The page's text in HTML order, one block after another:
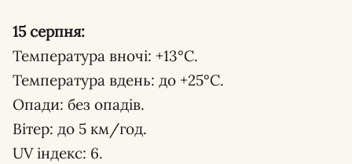
15 серпня:
Температура вночі: +13°С.
Температура вдень: до +25°С.
Опади: без опадів.
Вітер: до 5 км/год.
UV індекс: 6.